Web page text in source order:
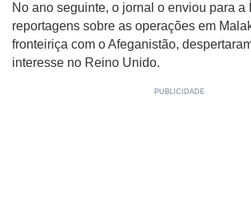
No ano seguinte, o jornal o enviou para a
reportagens sobre as operações em
fronteiriça com o Afeganistão,
interesse no Reino Unido.